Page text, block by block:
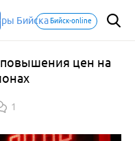
Бийск-online
цен на
1